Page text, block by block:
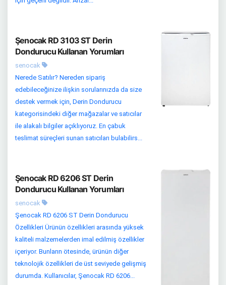
Şenocak RD 3103 ST Derin
Dondurucu Kullanan Yorumları
senocak
Nerede Satılır? Nereden sipariş
edebileceğinize ilişkin sorularınızda da size
destek vermek için, Derin Dondurucu
kategorisindeki diğer mağazalar ve satıcılar
ile alakalı bilgiler açıklıyoruz. En çabuk
teslimat süreçleri sunan satıcıları bulabilirs...
Şenocak RD 6206 ST Derin
Dondurucu Kullanan Yorumları
senocak
Şenocak RD 6206 ST Derin Dondurucu
Özellikleri Ürünün özellikleri arasında yüksek
kaliteli malzemelerden imal edilmiş özellikler
içeriyor. Bunların ötesinde, ürünün diğer
teknolojik özellikleri de üst seviyede gelişmiş
durumda. Kullanıcılar, Şenocak RD 6206...